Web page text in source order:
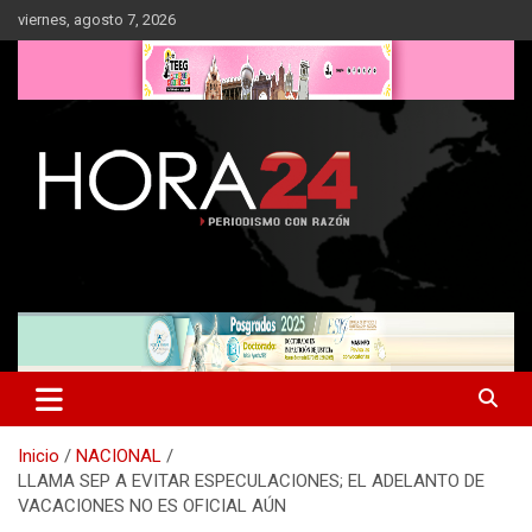
Saltar
al
viernes, agosto 7, 2026
Inicio
NACIONAL
LLAMA SEP A EVITAR ESPECULACIONES; EL ADELANTO DE
VACACIONES NO ES OFICIAL AÚN